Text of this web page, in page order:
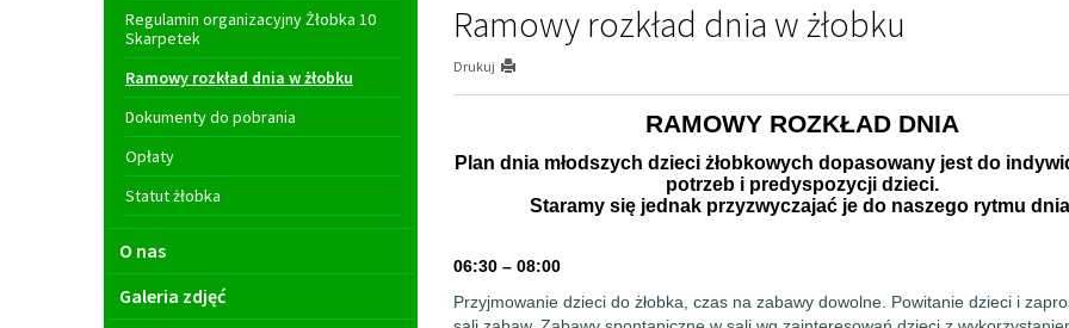
Regulamin organizacyjny Żłobka 10
Skarpetek
Ramowy rozkład dnia w żłobku
Dokumenty do pobrania
Opłaty
Statut żłobka
O nas
Galeria zdjęć
Ramowy rozkład dnia w żłobku
Drukuj
RAMOWY ROZKŁAD DNIA
Plan dnia młodszych dzieci żłobkowych dopasowany jest do
potrzeb i predyspozycji dzieci.
Staramy się jednak przyzwyczajać je do naszego rytmu
06:30 – 08:00
Przyjmowanie dzieci do żłobka, czas na zabawy dowolne. Powitanie dzieci i